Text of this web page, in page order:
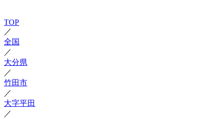
TOP
／
全国
／
大分県
／
竹田市
／
大字平田
／